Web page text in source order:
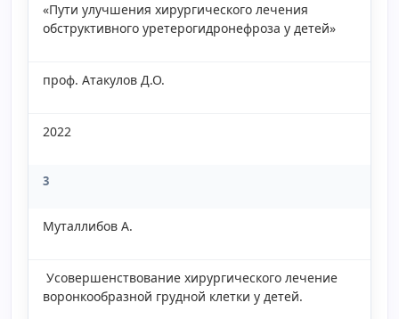
«Пути улучшения хирургического лечения
обструктивного уретерогидронефроза у детей»
проф. Атакулов Д.О.
2022
3
Муталлибов А.
Усовершенствование хирургического лечение
воронкообразной грудной клетки у детей.